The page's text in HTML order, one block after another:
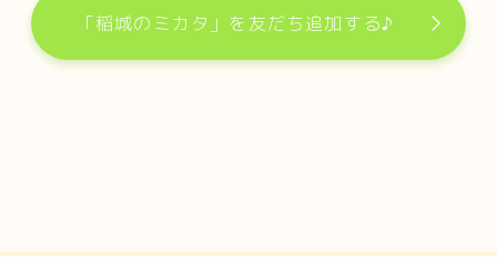
「稲城のミカタ」を友だち追加する♪